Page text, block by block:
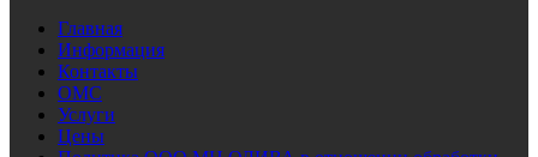
Главная
Информация
Контакты
ОМС
Услуги
Цены